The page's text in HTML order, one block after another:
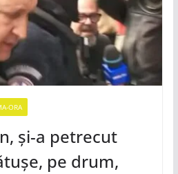
ORA
și-a petrecut
pe drum,